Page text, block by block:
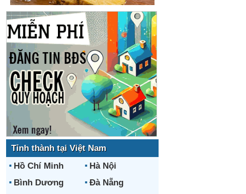
Tỉnh thành tại Việt Nam
Hồ Chí Minh
Hà Nội
Bình Dương
Đà Nẵng